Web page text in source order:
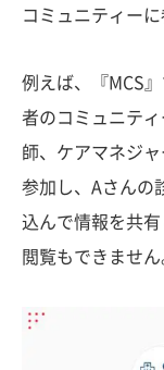
コミュニティー
例えば、『MCS
者のコミュニテ
師、ケアマネジ
参加し、Aさんの
込んで情報を共
閲覧もできません